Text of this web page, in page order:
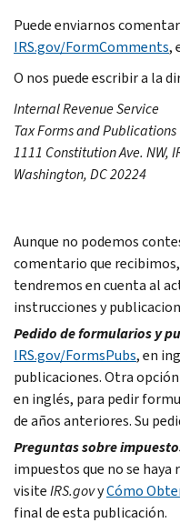
Puede enviarnos
IRS.gov/FormComments,
O nos puede escribir a la
Internal Revenue Service
Tax Forms and Publications
1111 Constitution Ave. NW,
Washington, DC 20224
Aunque no podemos
comentario que
tendremos en cuenta al
instrucciones y
Pedido de formularios y
IRS.gov/FormsPubs, en
publicaciones. Otra
en inglés, para pedir
de años anteriores. Su
Preguntas sobre
impuestos que no se
visiteIRS.govyCómo
final de esta publicación.